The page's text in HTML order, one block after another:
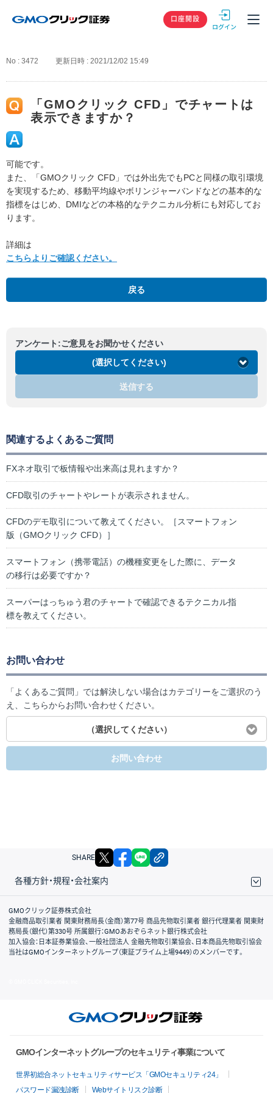
GMOクリック
口座開設
No : 3472 更新日時 : 2021/12/02 15:49
「GMOクリック CFD」でチャートは
表示できますか？
可能です。
また、「GMOクリック CFD」では外出先でもPCと同様の取引環境
を実現するため、移動平均線やボリンジャーバンドなどの基本的な
指標をはじめ、DMIなどの本格的なテクニカル分析にも対応してお
ります。
詳細は
こちらよりご確認ください。
戻る
アンケート:ご意見をお聞かせください
(選択してください)
送信する
関連するよくあるご質問
FXネオ取引で板情報や出来高は見れますか？
CFD取引のチャートやレートが表示されません。
CFDのデモ取引について教えてください。［スマートフォン
版（GMOクリック CFD）］
スマートフォン（携帯電話）の機種変更をした際に、データ
の移行は必要ですか？
スーパーはっちゅう君のチャートで確認できるテクニカル指
標を教えてください。
お問い合わせ
「よくあるご質問」では解決しない場合はカテゴリーをご選択のう
え、こちらからお問い合わせください。
（選択してください）
お問い合わせ
SHARE X facebook
各種方針・規程・会社案内
取引規程・約款
サイトマップ
その他のご案内
個人情報保護方針
最良執行方針
サイトのご利用について
ディスクレイマー
信託保全
リスク説明
会社案内
GMOクリック証券株式会社
金融商品取引業者 関東財務局長（金商）第77号 商品先物取引業者 銀行代理業者 関東財
務局長（銀代）第330号 所属銀行：GMOあおぞらネット銀行株式会社
加入協会：日本証券業協会、一般社団法人 金融先物取引業協会、日本商品先物取引協会
当社はGMOインターネットグループ（東証プライム上場9449）のメンバーです。
GMOインターネットグループのセキュリティ事業について
世界初総合ネットセキュリティサービス「GMOセキュリティ24」
パスワード漏洩診断
Webサイトリスク診断